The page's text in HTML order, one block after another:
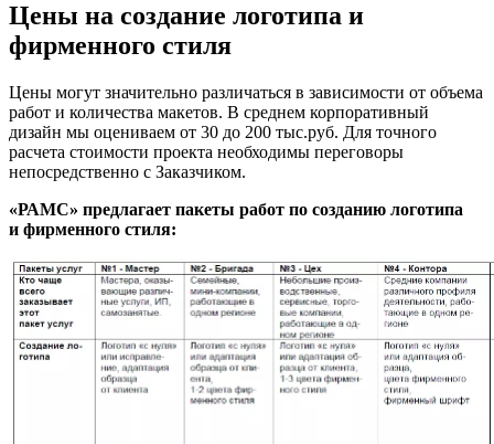
Цены на создание логотипа и
фирменного стиля
Цены могут значительно различаться в зависимости от объема
работ и количества макетов. В среднем корпоративный
дизайн мы оцениваем от 30 до 200 тыс.руб. Для точного
расчета стоимости проекта необходимы переговоры
непосредственно с Заказчиком.
«РАМС» предлагает пакеты работ по созданию логотипа
и фирменного стиля: